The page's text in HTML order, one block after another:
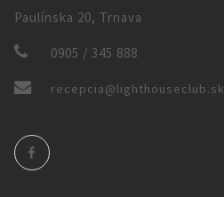
Paulínska 20, Trnava
0905 / 345 888
recepcia@lighthouseclub.sk